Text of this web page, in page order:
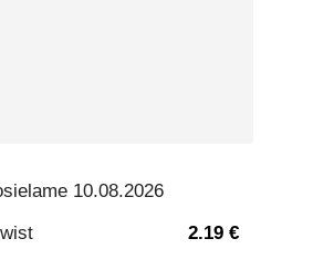
10.08.2026
2.19 €